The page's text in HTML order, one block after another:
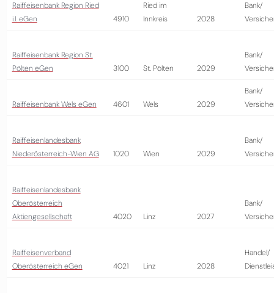
Raiffeisenbank Region Ried
i.I. eGen
4910
Ried im
Innkreis
2028
Bank/
Raiffeisenbank Region St.
Pölten eGen
3100 St. Pölten 2029
Bank/
Raiffeisenbank Wels eGen 4601 Wels 2029
Bank/
Raiffeisenlandesbank
Niederösterreich-Wien AG
1020 Wien 2029
Bank/
Raiffeisenlandesbank
Oberösterreich
Aktiengesellschaft
4020 Linz 2027
Bank/
Raiffeisenverband
Oberösterreich eGen
4021 Linz 2028
Handel/